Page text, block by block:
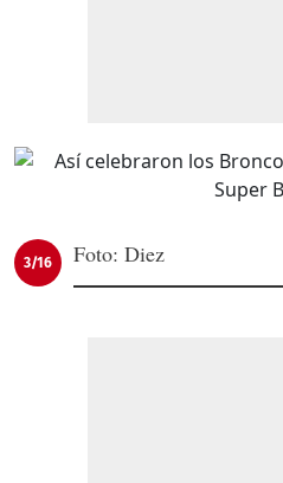
3/16 Foto: Diez